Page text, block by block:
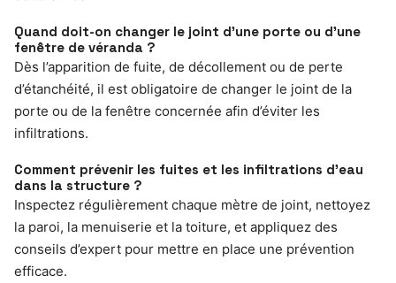
Quand doit-on changer le joint d’une porte ou d’une
fenêtre de véranda ?
Dès l’apparition de fuite, de décollement ou de perte
d’étanchéité, il est obligatoire de changer le joint de la
porte ou de la fenêtre concernée afin d’éviter les
infiltrations.
Comment prévenir les fuites et les infiltrations d’eau
dans la structure ?
Inspectez régulièrement chaque mètre de joint, nettoyez
la paroi, la menuiserie et la toiture, et appliquez des
conseils d’expert pour mettre en place une prévention
efficace.